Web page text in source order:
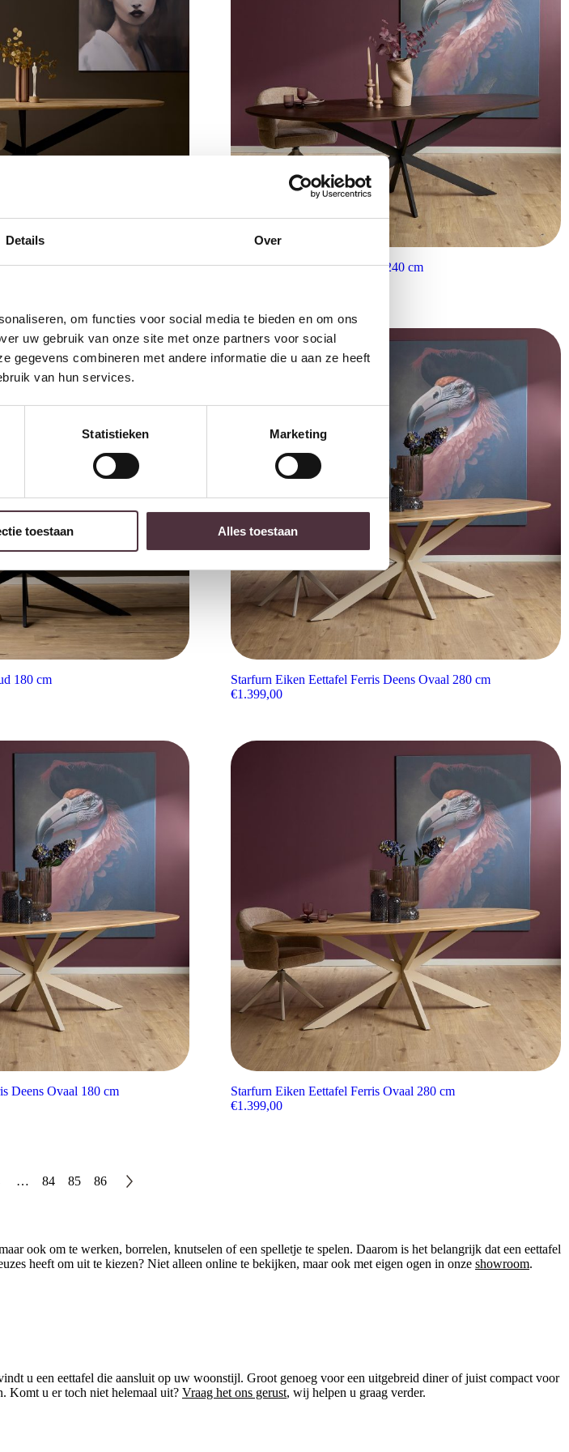
Details Over
om functies voor social media te bieden en om ons
uw gebruik van onze site met onze partners voor social
gegevens combineren met andere informatie die u aan ze heeft
van hun services.
Statistieken Marketing
toestaan Alles toestaan
280 cm
Starfurn Eiken Eettafel Cloud 240 cm
180 cm
Starfurn Eiken Eettafel Ferris Deens Ovaal 280 cm
€1.399,00
Deens Ovaal 180 cm
Starfurn Eiken Eettafel Ferris Ovaal 280 cm
€1.399,00
… 84 85 86
ook om te werken, borrelen, knutselen of een spelletje te spelen. Daarom is het belangrijk dat een eettafel
heeft om uit te kiezen? Niet alleen online te bekijken, maar ook met eigen ogen in onze showroom.
u een eettafel die aansluit op uw woonstijl. Groot genoeg voor een uitgebreid diner of juist compact voor
Komt u er toch niet helemaal uit? Vraag het ons gerust, wij helpen u graag verder.